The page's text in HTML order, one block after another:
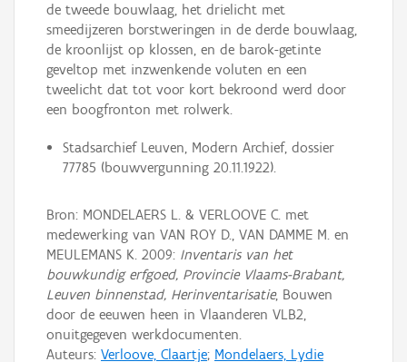
de tweede bouwlaag, het drielicht met
smeedijzeren borstweringen in de derde bouwlaag,
de kroonlijst op klossen, en de barok-getinte
geveltop met inzwenkende voluten en een
tweelicht dat tot voor kort bekroond werd door
een boogfronton met rolwerk.
Stadsarchief Leuven, Modern Archief, dossier
77785 (bouwvergunning 20.11.1922).
Bron: MONDELAERS L. & VERLOOVE C. met
medewerking van VAN ROY D., VAN DAMME M. en
MEULEMANS K. 2009: Inventaris van het
bouwkundig erfgoed, Provincie Vlaams-Brabant,
Leuven binnenstad, Herinventarisatie, Bouwen
door de eeuwen heen in Vlaanderen VLB2,
onuitgegeven werkdocumenten.
Auteurs: Verloove, Claartje; Mondelaers, Lydie